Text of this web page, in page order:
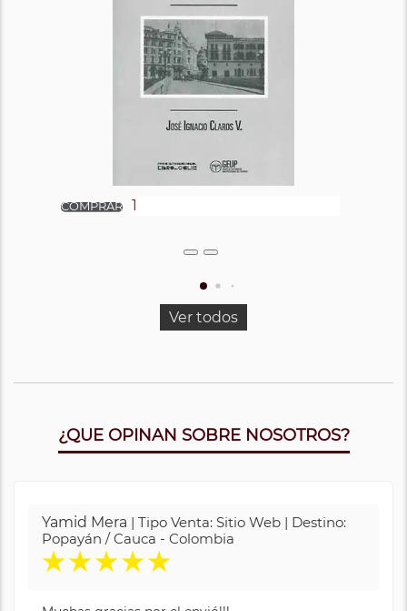
Ver todos
¿QUE OPINAN SOBRE NOSOTROS?
Yamid Mera | Tipo Venta: Sitio Web | Destino:
Popayán / Cauca - Colombia
★★★★★